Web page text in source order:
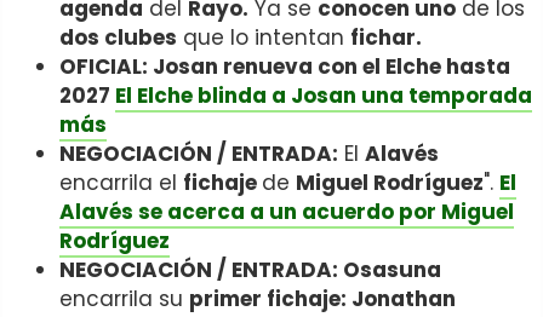
agenda del Rayo. Ya se conocen uno de los
dos clubes que lo intentan fichar.
OFICIAL: Josan renueva con el Elche hasta
2027 El Elche blinda a Josan una temporada
más
NEGOCIACIÓN / ENTRADA: El Alavés
encarrila el fichaje de Miguel Rodríguez". El
Alavés se acerca a un acuerdo por Miguel
Rodríguez
NEGOCIACIÓN / ENTRADA: Osasuna
encarrila su primer fichaje: Jonathan